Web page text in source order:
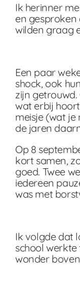
Ik herinner
en gesproken
wilden graag
Een paar
shock, ook
zijn
wat erbij
meisje (wat
de jaren
Op 8
kort samen,
goed. Twee
iedereen
was met
Ik volgde dat
school
wonder